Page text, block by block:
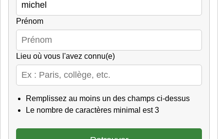
Prénom
Lieu où vous l'avez connu(e)
Remplissez au moins un des champs ci-dessus
Le nombre de caractères minimal est 3